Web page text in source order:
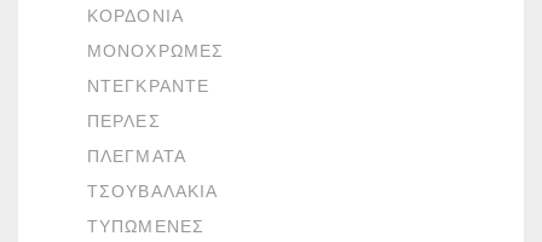
ΚΟΡΔΌΝΙΑ
ΜΟΝΌΧΡΩΜΕΣ
ΝΤΕΓΚΡΑΝΤΈ
ΠΈΡΛΕΣ
ΠΛΈΓΜΑΤΑ
ΤΣΟΥΒΑΛΆΚΙΑ
ΤΥΠΩΜΈΝΕΣ